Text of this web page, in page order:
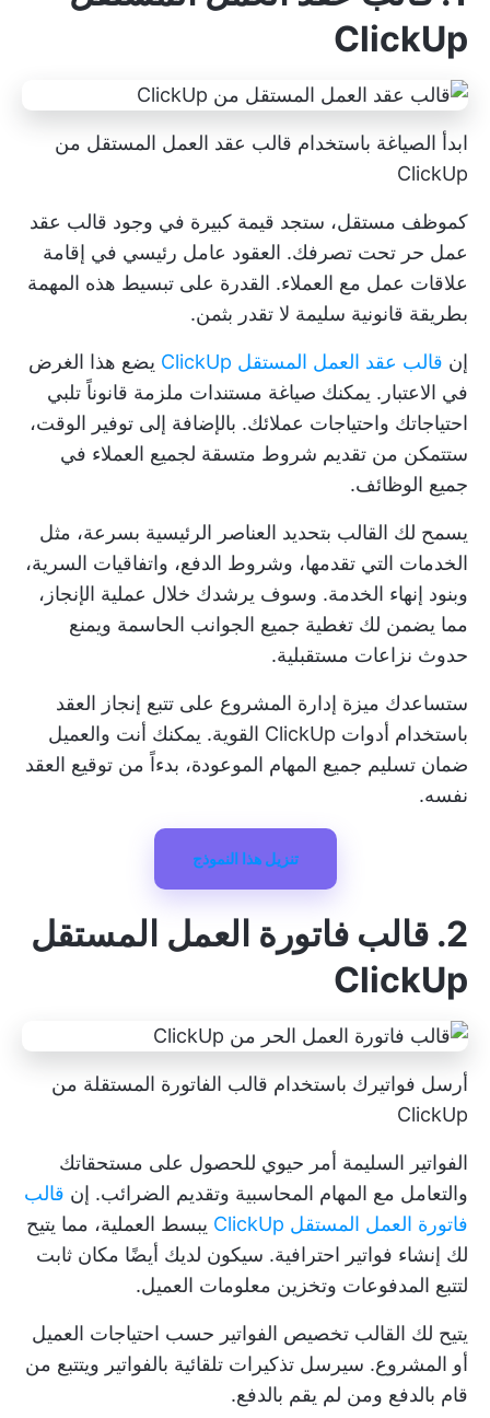
ClickUp
ابدأ الصياغة باستخدام قالب عقد العمل المستقل من
ClickUp
كموظف مستقل، ستجد قيمة كبيرة في وجود قالب عقد
عمل حر تحت تصرفك. العقود عامل رئيسي في إقامة
علاقات عمل مع العملاء. القدرة على تبسيط هذه المهمة
بطريقة قانونية سليمة لا تقدر بثمن.
إن قالب عقد العمل المستقل ClickUp
يضع هذا الغرض
في الاعتبار. يمكنك صياغة مستندات ملزمة قانوناً تلبي
احتياجاتك واحتياجات عملائك. بالإضافة إلى توفير الوقت،
ستتمكن من تقديم شروط متسقة لجميع العملاء في
جميع الوظائف.
يسمح لك القالب بتحديد العناصر الرئيسية بسرعة، مثل
الخدمات التي تقدمها، وشروط الدفع، واتفاقيات السرية،
وبنود إنهاء الخدمة. وسوف يرشدك خلال عملية الإنجاز،
مما يضمن لك تغطية جميع الجوانب الحاسمة ويمنع
حدوث نزاعات مستقبلية.
ستساعدك ميزة إدارة المشروع على تتبع إنجاز العقد
باستخدام أدوات ClickUp القوية. يمكنك أنت والعميل
ضمان تسليم جميع المهام الموعودة، بدءاً من توقيع العقد
نفسه.
تنزيل هذا النموذج
2. قالب فاتورة العمل المستقل
ClickUp
أرسل فواتيرك باستخدام قالب الفاتورة المستقلة من
ClickUp
الفواتير السليمة أمر حيوي للحصول على مستحقاتك
والتعامل مع المهام المحاسبية وتقديم الضرائب. إن قالب
فاتورة العمل المستقل ClickUp
يبسط العملية، مما يتيح
لك إنشاء فواتير احترافية. سيكون لديك أيضًا مكان ثابت
لتتبع المدفوعات وتخزين معلومات العميل.
يتيح لك القالب تخصيص الفواتير حسب احتياجات العميل
أو المشروع. سيرسل تذكيرات تلقائية بالفواتير ويتتبع من
قام بالدفع ومن لم يقم بالدفع.